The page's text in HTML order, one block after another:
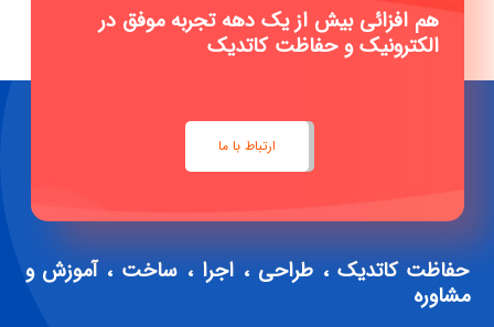
هم افزائی بیش از یک دهه تجربه موفق در
الکترونیک و حفاظت کاتدیک
ارتباط با ما
حفاظت کاتدیک ، طراحی ، اجرا ، ساخت ، آموزش و
مشاوره